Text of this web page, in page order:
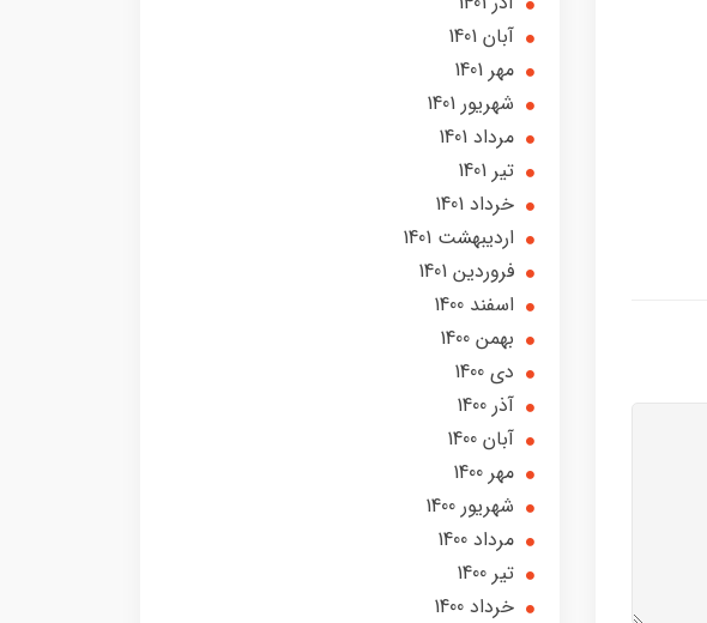
آبان 1401
مهر 1401
شهریور 1401
مرداد 1401
تير 1401
خرداد 1401
ارديبهشت 1401
فروردین 1401
اسفند 1400
بهمن 1400
دی 1400
آذر 1400
آبان 1400
مهر 1400
شهریور 1400
مرداد 1400
تير 1400
خرداد 1400